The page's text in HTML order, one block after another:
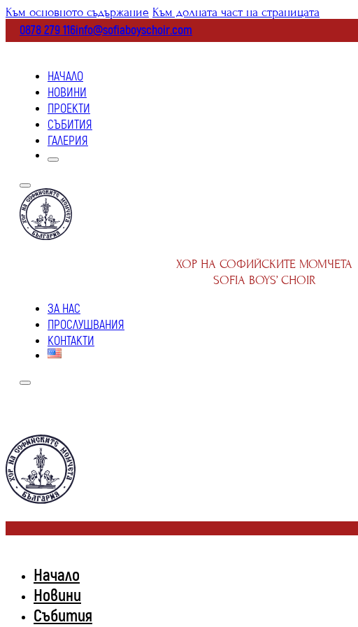
Към основното съдържание Към долната част на страницата
0878 279 116info@sofiaboyschoir.com
НАЧАЛО
НОВИНИ
ПРОЕКТИ
СЪБИТИЯ
ГАЛЕРИЯ
ХОР НА СОФИЙСКИТЕ МОМЧЕТА
SOFIA BOYS’ CHOIR
ЗА НАС
ПРОСЛУШВАНИЯ
КОНТАКТИ
Начало
Новини
Събития